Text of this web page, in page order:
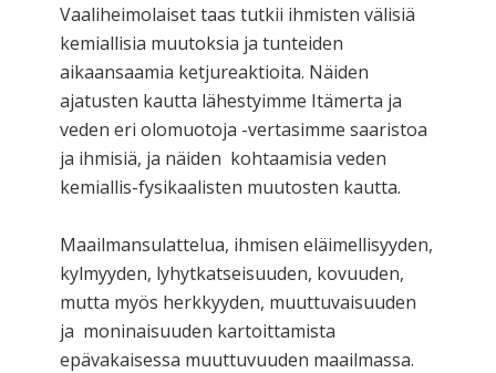
Vaaliheimolaiset taas tutkii ihmisten välisiä
kemiallisia muutoksia ja tunteiden
aikaansaamia ketjureaktioita. Näiden
ajatusten kautta lähestyimme Itämerta ja
veden eri olomuotoja -vertasimme saaristoa
ja ihmisiä, ja näiden kohtaamisia veden
kemiallis-fysikaalisten muutosten kautta.
Maailmansulattelua, ihmisen eläimellisyyden,
kylmyyden, lyhytkatseisuuden, kovuuden,
mutta myös herkkyyden, muuttuvaisuuden
ja moninaisuuden kartoittamista
epävakaisessa muuttuvuuden maailmassa.